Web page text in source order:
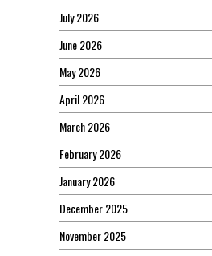
July 2026
June 2026
May 2026
April 2026
March 2026
February 2026
January 2026
December 2025
November 2025